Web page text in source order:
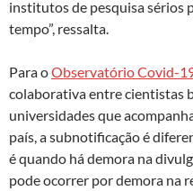
institutos de pesquisa sérios
tempo”, ressalta.
Para oObservatório Covid-
colaborativa entre cientistas
universidades que
país, a subnotificação é
é quando há demora na
pode ocorrer por demora na